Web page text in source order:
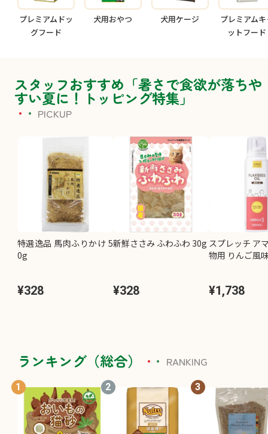
プレミアムドッ
グフード
犬用おやつ 犬用ケージ
プレミアム
ットフード
スタッフおすすめ「暑さで食欲が落ちや
すい夏に！トッピング特集」
PICKUP
特選逸品 馬肉ふりかけ 5
0g
¥328
新鮮ささみ ふわふわ 30g
¥328
スプレッチ ア
物用 りんご風
¥1,738
ランキング（総合） RANKING
1 2 3